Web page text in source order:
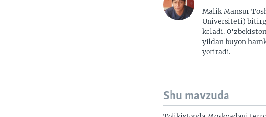
Malik Mansur
Universiteti)
keladi.
yildan buyon
yoritadi.
Shu mavzuda